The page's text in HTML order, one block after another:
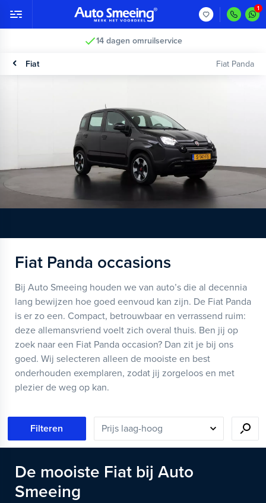
14 dagen omruilservice
Fiat Fiat Panda
Fiat Panda occasions
Bij Auto Smeeing houden we van auto’s die al decennia
lang bewijzen hoe goed eenvoud kan zijn. De Fiat Panda
is er zo een. Compact, betrouwbaar en verrassend ruim:
deze allemansvriend voelt zich overal thuis. Ben jij op
zoek naar een Fiat Panda occasion? Dan zit je bij ons
goed. Wij selecteren alleen de mooiste en best
onderhouden exemplaren, zodat jij zorgeloos en met
plezier de weg op kan.
Filteren
De mooiste Fiat bij Auto
Smeeing